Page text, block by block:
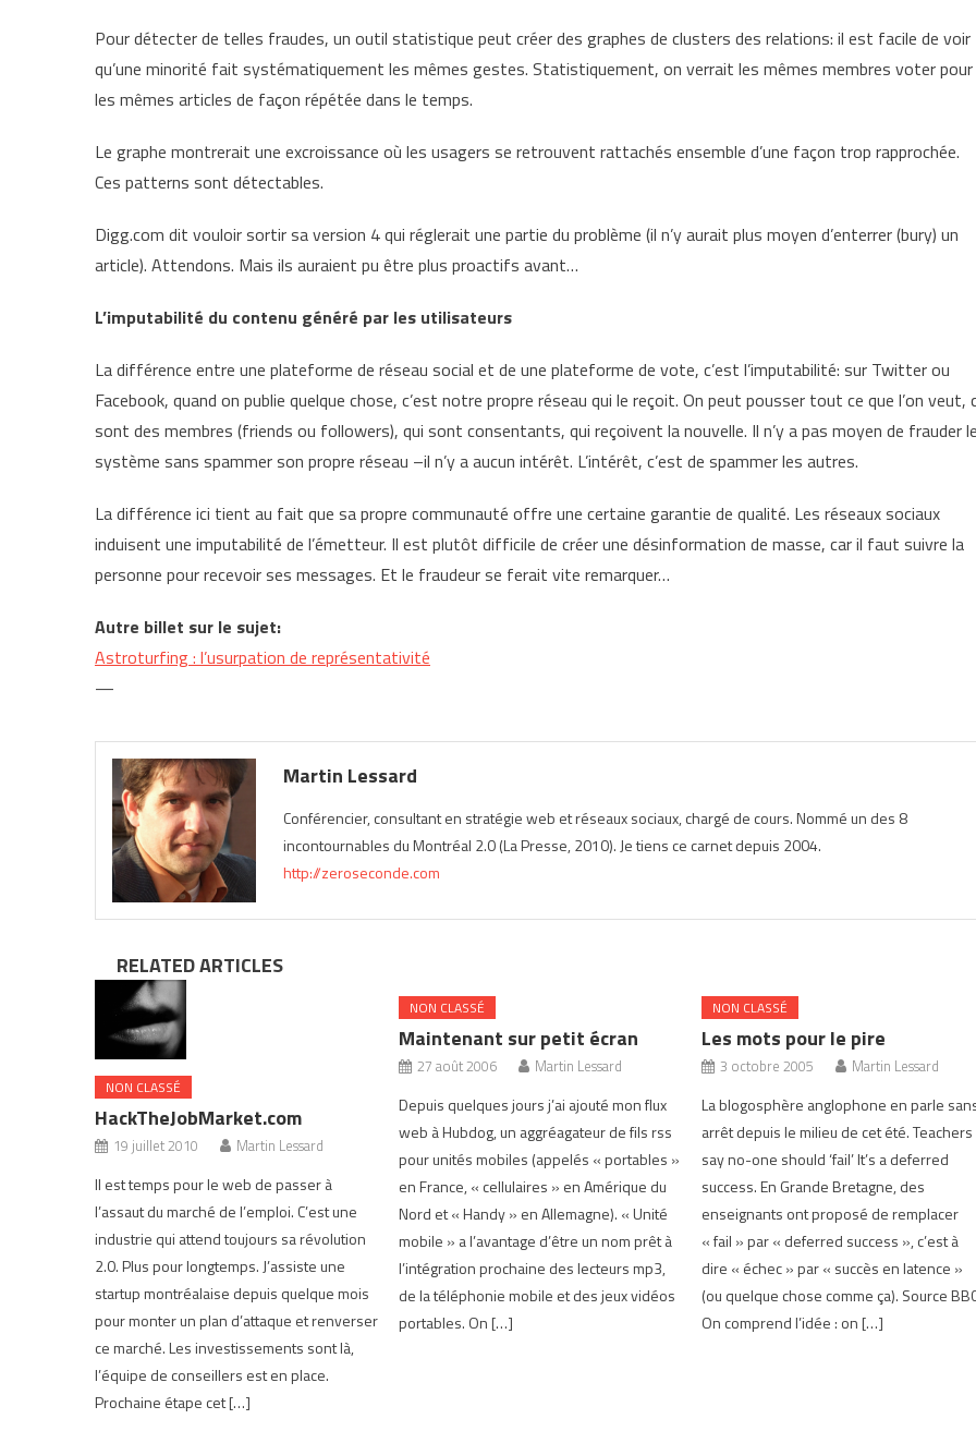
Pour détecter de telles fraudes, un outil statistique peut créer des graphes de clusters des relations: il est facile de voir
qu’une minorité fait systématiquement les mêmes gestes. Statistiquement, on verrait les mêmes membres voter pour
les mêmes articles de façon répétée dans le temps.
Le graphe montrerait une excroissance où les usagers se retrouvent rattachés ensemble d’une façon trop rapprochée.
Ces patterns sont détectables.
Digg.com dit vouloir sortir sa version 4 qui réglerait une partie du problème (il n’y aurait plus moyen d’enterrer (bury) un
article). Attendons. Mais ils auraient pu être plus proactifs avant…
L’imputabilité du contenu généré par les utilisateurs
La différence entre une plateforme de réseau social et de une plateforme de vote, c’est l’imputabilité: sur Twitter ou
Facebook, quand on publie quelque chose, c’est notre propre réseau qui le reçoit. On peut pousser tout ce que l’on veut,
sont des membres (friends ou followers), qui sont consentants, qui reçoivent la nouvelle. Il n’y a pas moyen de frauder
système sans spammer son propre réseau –il n’y a aucun intérêt. L’intérêt, c’est de spammer les autres.
La différence ici tient au fait que sa propre communauté offre une certaine garantie de qualité. Les réseaux sociaux
induisent une imputabilité de l’émetteur. Il est plutôt difficile de créer une désinformation de masse, car il faut suivre la
personne pour recevoir ses messages. Et le fraudeur se ferait vite remarquer…
Autre billet sur le sujet:
Astroturfing : l’usurpation de représentativité
—
Martin Lessard
Conférencier, consultant en stratégie web et réseaux sociaux, chargé de cours. Nommé un des 8
incontournables du Montréal 2.0 (La Presse, 2010). Je tiens ce carnet depuis 2004.
http://zeroseconde.com
RELATED ARTICLES
NON CLASSÉ
HackTheJobMarket.com
19 juillet 2010 Martin Lessard
Il est temps pour le web de passer à
l’assaut du marché de l’emploi. C’est une
industrie qui attend toujours sa révolution
2.0. Plus pour longtemps. J’assiste une
startup montréalaise depuis quelque mois
pour monter un plan d’attaque et renverser
ce marché. Les investissements sont là,
l’équipe de conseillers est en place.
Prochaine étape cet […]
NON CLASSÉ
Maintenant sur petit écran
27 août 2006 Martin Lessard
Depuis quelques jours j’ai ajouté mon flux
web à Hubdog, un aggréagateur de fils rss
pour unités mobiles (appelés « portables »
en France, « cellulaires » en Amérique du
Nord et « Handy » en Allemagne). « Unité
mobile » a l’avantage d’être un nom prêt à
l’intégration prochaine des lecteurs mp3,
de la téléphonie mobile et des jeux vidéos
portables. On […]
NON CLASSÉ
Les mots pour le pire
3 octobre 2005 Martin Lessard
La blogosphère anglophone en parle
arrêt depuis le milieu de cet été. Teachers
say no-one should ‘fail’ It’s a deferred
success. En Grande Bretagne, des
enseignants ont proposé de remplacer
« fail » par « deferred success », c’est à
dire « échec » par « succès en latence »
(ou quelque chose comme ça). Source
On comprend l’idée : on […]